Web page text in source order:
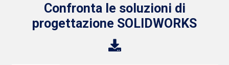
Confronta le soluzioni di
progettazione SOLIDWORKS